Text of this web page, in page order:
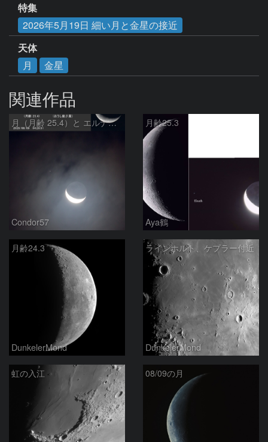
特集
2026年5月19日 細い月と金星の接近
天体
月
金星
関連作品
月（月齢 25.4）と エルナト（おうし座β星）
Condor57
月齢25.3
Aya鶴
月齢24.3
DunkelerMond
ラインホルト、ケプラー付近
DunkelerMond
虹の入江 08/09の月